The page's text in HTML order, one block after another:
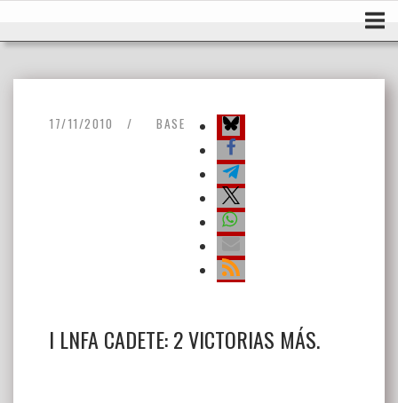
17/11/2010 BASE
I LNFA CADETE: 2 VICTORIAS MÁS.